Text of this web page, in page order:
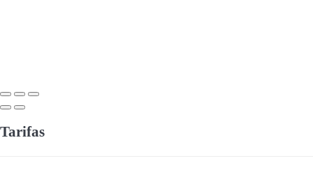
Tarifas